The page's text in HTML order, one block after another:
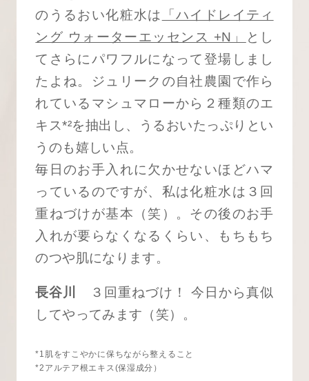
のうるおい化粧水は
「ハイドレイティ
ング ウォーターエッセンス +N」
とし
てさらにパワフルになって登場しまし
たよね。ジュリークの自社農園で作ら
れているマシュマローから２種類のエ
キス*²を抽出し、うるおいたっぷりとい
うのも嬉しい点。
毎日のお手入れに欠かせないほどハマ
っているのですが、私は化粧水は３回
重ねづけが基本（笑）。その後のお手
入れが要らなくなるくらい、もちもち
のつや肌になります。
長谷川
３回重ねづけ！ 今日から真似
してやってみます（笑）。
*1肌をすこやかに保ちながら整えること
*2アルテア根エキス(保湿成分）